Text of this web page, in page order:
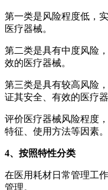
第一类是风险程度低，
医疗器械。
第二类是具有中度风险
效的医疗器械。
第三类是具有较高风险
证其安全、有效的医疗器
评价医疗器械风险程度
特征、使用方法等因素。
4、按照特性分类
在医用耗材日常管理工
管理。